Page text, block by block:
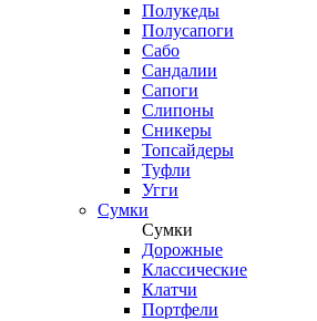
Полукеды
Полусапоги
Сабо
Сандалии
Сапоги
Слипоны
Сникеры
Топсайдеры
Туфли
Угги
Сумки
Сумки
Дорожные
Классические
Клатчи
Портфели